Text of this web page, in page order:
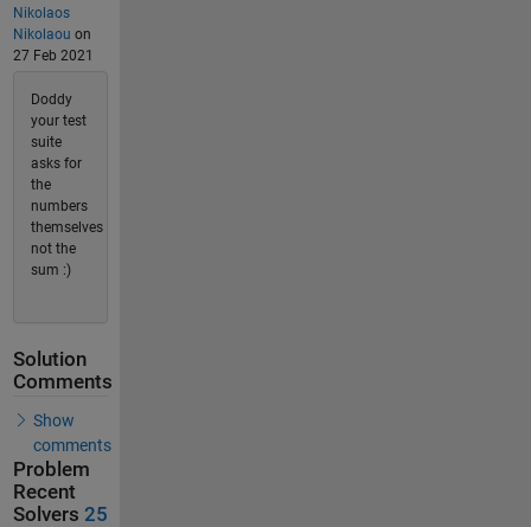
Nikolaos
Nikolaou on
27 Feb 2021
Doddy
your test
suite
asks for
the
numbers
themselves
not the
sum :)
Solution
Comments
Show
comments
Problem
Recent
Solvers 25